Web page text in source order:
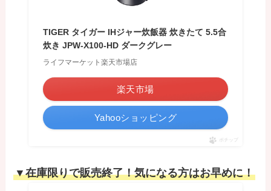
TIGER タイガー IHジャー炊飯器 炊きたて 5.5合
炊き JPW-X100-HD ダークグレー
ライフマーケット楽天市場店
楽天市場
Yahooショッピング
ポチップ
▼在庫限りで販売終了！気になる方はお早めに！